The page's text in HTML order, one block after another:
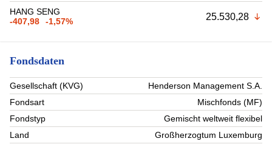
HANG SENG
-407,98
-1,57% 25.530,28
Fondsdaten
Gesellschaft (KVG)
Henderson Management S.A.
Fondsart
Mischfonds (MF)
Fondstyp
Gemischt weltweit flexibel
Land
Großherzogtum Luxemburg